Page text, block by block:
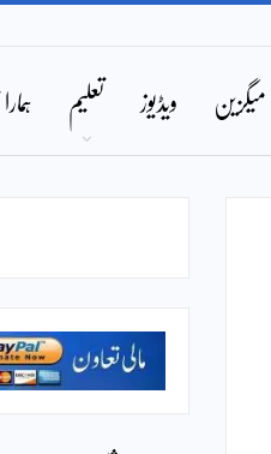
میگزین ویڈیوز تعلیم